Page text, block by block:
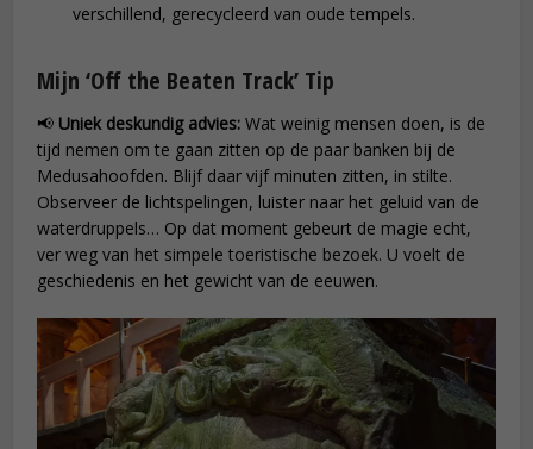
verschillend, gerecycleerd van oude tempels.
Mijn ‘Off the Beaten Track’ Tip
📢 Uniek deskundig advies: Wat weinig mensen doen, is de
tijd nemen om te gaan zitten op de paar banken bij de
Medusahoofden. Blijf daar vijf minuten zitten, in stilte.
Observeer de lichtspelingen, luister naar het geluid van de
waterdruppels… Op dat moment gebeurt de magie echt,
ver weg van het simpele toeristische bezoek. U voelt de
geschiedenis en het gewicht van de eeuwen.